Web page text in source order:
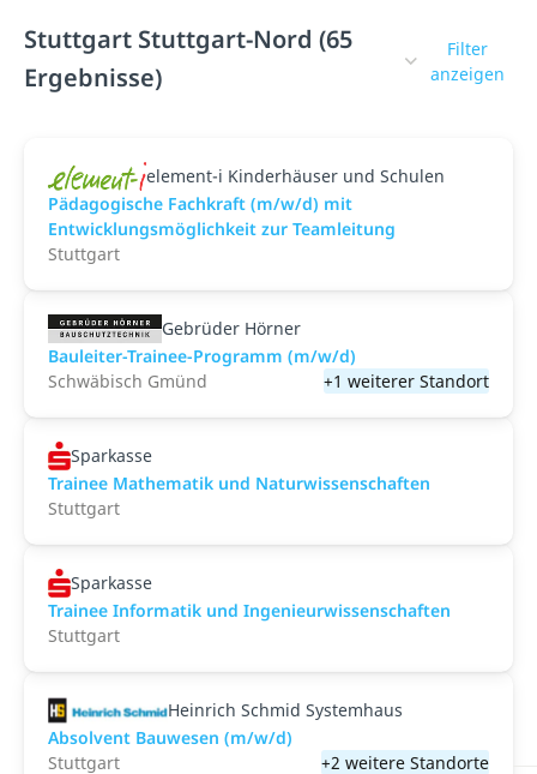
Stuttgart Stuttgart-Nord (65
Ergebnisse)
Filter
anzeigen
element-i Kinderhäuser und Schulen
Pädagogische Fachkraft (m/w/d) mit
Entwicklungsmöglichkeit zur Teamleitung
Stuttgart
Gebrüder Hörner
Bauleiter-Trainee-Programm (m/w/d)
Schwäbisch Gmünd
+1 weiterer Standort
Sparkasse
Trainee Mathematik und Naturwissenschaften
Stuttgart
Sparkasse
Trainee Informatik und Ingenieurwissenschaften
Stuttgart
Heinrich Schmid Systemhaus
Absolvent Bauwesen (m/w/d)
Stuttgart
+2 weitere Standorte